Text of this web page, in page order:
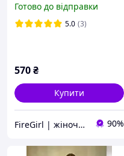
Готово до відправки
5.0 (3)
570₴
Купити
FireGirl | жіночий одяг 90%